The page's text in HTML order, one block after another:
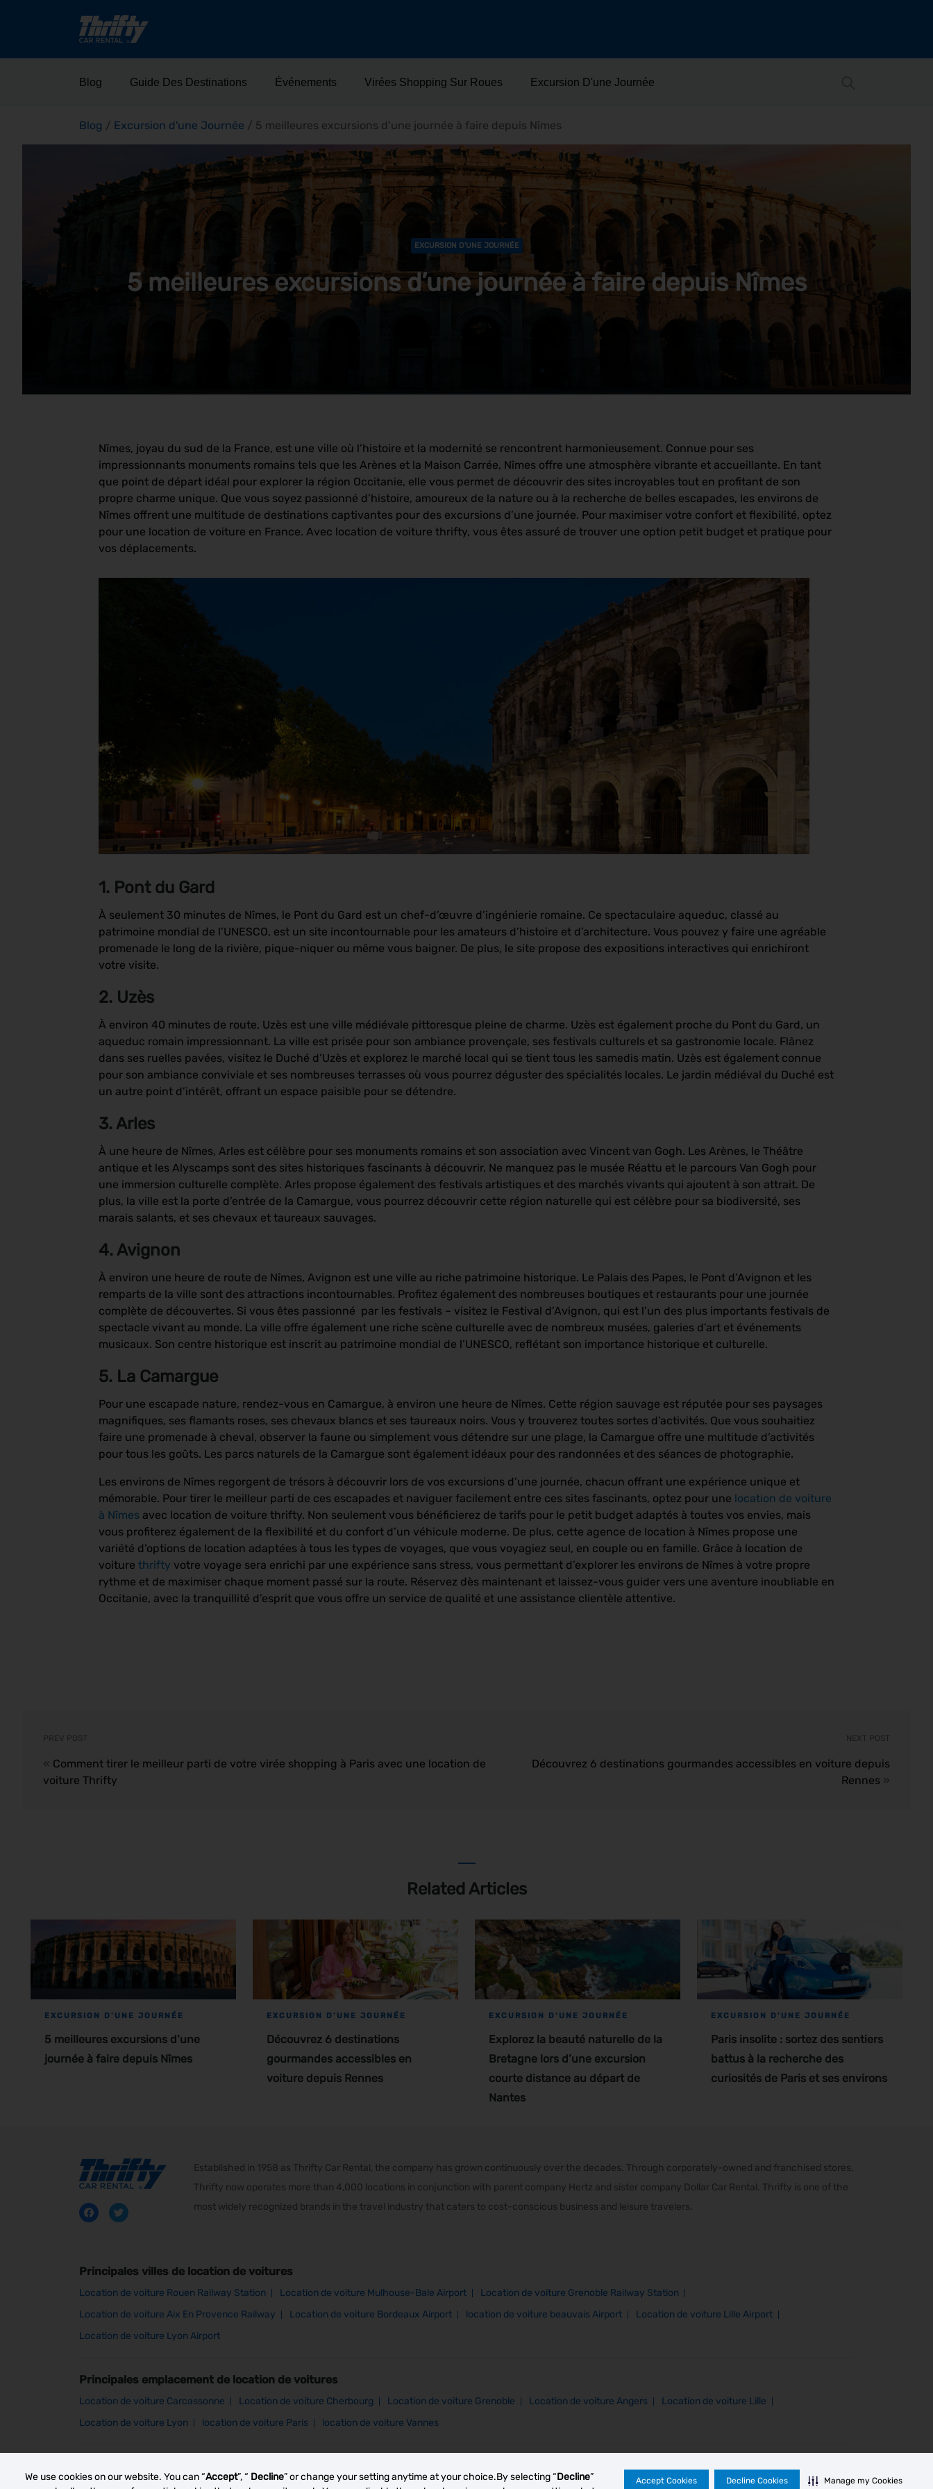
We use cookies on our website. You can “Accept”, “ Decline” or change your setting anytime at your choice.By selecting “Decline”
Accept Cookies Decline Cookies Manage my Cookies
Blog Guide Des Destinations Événements Virées Shopping Sur Roues Excursion D'une Journée
Blog / Excursion d'une Journée / 5 meilleures excursions d’une journée à faire depuis Nîmes
EXCURSION D'UNE JOURNÉE
5 meilleures excursions d’une journée à faire depuis Nîmes
Nîmes, joyau du sud de la France, est une ville où l’histoire et la modernité se rencontrent harmonieusement. Connue pour ses
impressionnants monuments romains tels que les Arènes et la Maison Carrée, Nîmes offre une atmosphère vibrante et accueillante. En tant
que point de départ idéal pour explorer la région Occitanie, elle vous permet de découvrir des sites incroyables tout en profitant de son
propre charme unique. Que vous soyez passionné d’histoire, amoureux de la nature ou à la recherche de belles escapades, les environs de
Nîmes offrent une multitude de destinations captivantes pour des excursions d’une journée. Pour maximiser votre confort et flexibilité, optez
pour une location de voiture en France. Avec location de voiture thrifty, vous êtes assuré de trouver une option petit budget et pratique pour
vos déplacements.
1. Pont du Gard
À seulement 30 minutes de Nîmes, le Pont du Gard est un chef-d’œuvre d’ingénierie romaine. Ce spectaculaire aqueduc, classé au
patrimoine mondial de l’UNESCO, est un site incontournable pour les amateurs d’histoire et d’architecture. Vous pouvez y faire une agréable
promenade le long de la rivière, pique-niquer ou même vous baigner. De plus, le site propose des expositions interactives qui enrichiront
votre visite.
2. Uzès
À environ 40 minutes de route, Uzès est une ville médiévale pittoresque pleine de charme. Uzès est également proche du Pont du Gard, un
aqueduc romain impressionnant. La ville est prisée pour son ambiance provençale, ses festivals culturels et sa gastronomie locale. Flânez
dans ses ruelles pavées, visitez le Duché d’Uzès et explorez le marché local qui se tient tous les samedis matin. Uzès est également connue
pour son ambiance conviviale et ses nombreuses terrasses où vous pourrez déguster des spécialités locales. Le jardin médiéval du Duché est
un autre point d’intérêt, offrant un espace paisible pour se détendre.
3. Arles
À une heure de Nîmes, Arles est célèbre pour ses monuments romains et son association avec Vincent van Gogh. Les Arènes, le Théâtre
antique et les Alyscamps sont des sites historiques fascinants à découvrir. Ne manquez pas le musée Réattu et le parcours Van Gogh pour
une immersion culturelle complète. Arles propose également des festivals artistiques et des marchés vivants qui ajoutent à son attrait. De
plus, la ville est la porte d’entrée de la Camargue, vous pourrez découvrir cette région naturelle qui est célèbre pour sa biodiversité, ses
marais salants, et ses chevaux et taureaux sauvages.
4. Avignon
À environ une heure de route de Nîmes, Avignon est une ville au riche patrimoine historique. Le Palais des Papes, le Pont d’Avignon et les
remparts de la ville sont des attractions incontournables. Profitez également des nombreuses boutiques et restaurants pour une journée
complète de découvertes. Si vous êtes passionné par les festivals – visitez le Festival d’Avignon, qui est l’un des plus importants festivals de
spectacle vivant au monde. La ville offre également une riche scène culturelle avec de nombreux musées, galeries d’art et événements
musicaux. Son centre historique est inscrit au patrimoine mondial de l’UNESCO, reflétant son importance historique et culturelle.
5. La Camargue
Pour une escapade nature, rendez-vous en Camargue, à environ une heure de Nîmes. Cette région sauvage est réputée pour ses paysages
magnifiques, ses flamants roses, ses chevaux blancs et ses taureaux noirs. Vous y trouverez toutes sortes d’activités. Que vous souhaitiez
faire une promenade à cheval, observer la faune ou simplement vous détendre sur une plage, la Camargue offre une multitude d’activités
pour tous les goûts. Les parcs naturels de la Camargue sont également idéaux pour des randonnées et des séances de photographie.
Les environs de Nîmes regorgent de trésors à découvrir lors de vos excursions d’une journée, chacun offrant une expérience unique et
mémorable. Pour tirer le meilleur parti de ces escapades et naviguer facilement entre ces sites fascinants, optez pour une location de voiture
à Nîmes avec location de voiture thrifty. Non seulement vous bénéficierez de tarifs pour le petit budget adaptés à toutes vos envies, mais
vous profiterez également de la flexibilité et du confort d’un véhicule moderne. De plus, cette agence de location à Nîmes propose une
variété d’options de location adaptées à tous les types de voyages, que vous voyagiez seul, en couple ou en famille. Grâce à location de
voiture thrifty votre voyage sera enrichi par une expérience sans stress, vous permettant d’explorer les environs de Nîmes à votre propre
rythme et de maximiser chaque moment passé sur la route. Réservez dès maintenant et laissez-vous guider vers une aventure inoubliable en
Occitanie, avec la tranquillité d’esprit que vous offre un service de qualité et une assistance clientèle attentive.
PREV POST
« Comment tirer le meilleur parti de votre virée shopping à Paris avec une location de
voiture Thrifty
NEXT POST
Découvrez 6 destinations gourmandes accessibles en voiture depuis
Rennes »
Related Articles
EXCURSION D'UNE JOURNÉE
5 meilleures excursions d’une
journée à faire depuis Nîmes
EXCURSION D'UNE JOURNÉE
Découvrez 6 destinations
gourmandes accessibles en
voiture depuis Rennes
EXCURSION D'UNE JOURNÉE
Explorez la beauté naturelle de la
Bretagne lors d’une excursion
courte distance au départ de
Nantes
EXCURSION D'UNE JOURNÉE
Paris insolite : sortez des sentiers
battus à la recherche des
curiosités de Paris et ses environs
Established in 1958 as Thrifty Car Rental, the company has grown continuously over the decades. Through corporately-owned and franchised stores,
Thrifty now operates more than 4,000 locations in conjunction with parent company Hertz and sister company Dollar Car Rental. Thrifty is one of the
most widely recognized brands in the travel industry that caters to cost-conscious business and leisure travelers.
Principales villes de location de voitures
Location de voiture Rouen Railway Station Location de voiture Mulhouse-Bale Airport
Location de voiture Grenoble Railway Station
Location de voiture Aix En Provence Railway
Location de voiture Bordeaux Airport location de voiture beauvais Airport
Location de voiture Lille Airport
Location de voiture Lyon Airport
Principales emplacement de location de voitures
Location de voiture Carcassonne Location de voiture Cherbourg Location de voiture Grenoble Location de voiture Angers
Location de voiture Lille
Location de voiture Lyon
location de voiture Paris location de voiture Vannes